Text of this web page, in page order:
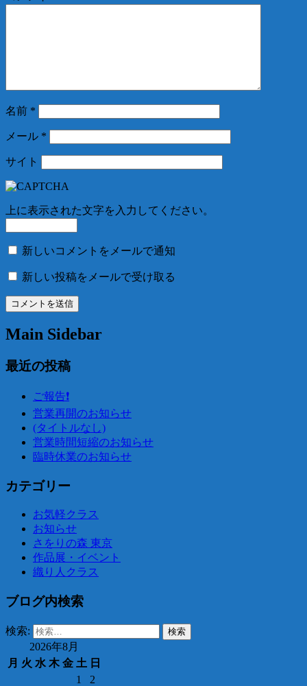
名前 *
メール *
サイト
上に表示された文字を入力してください。
新しいコメントをメールで通知
新しい投稿をメールで受け取る
Main Sidebar
最近の投稿
ご報告❗️
営業再開のお知らせ
(タイトルなし)
営業時間短縮のお知らせ
臨時休業のお知らせ
カテゴリー
お気軽クラス
お知らせ
さをりの森 東京
作品展・イベント
織り人クラス
ブログ内検索
検索:
2026年8月
月 火 水 木 金 土 日
1
2